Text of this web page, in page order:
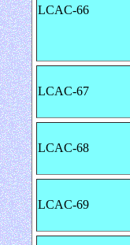
LCAC-66
LCAC-67
LCAC-68
LCAC-69